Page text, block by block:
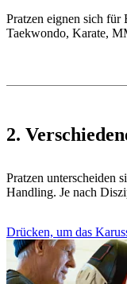
Pratzen eignen sich
Taekwondo, Karate,
2.
Pratzen unterscheiden
Handling. Je nach
Drücken, um das